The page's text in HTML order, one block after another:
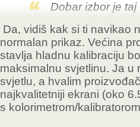
Dobar izbor je
samo u Intel
preko eKupi?
davali su i
naknadno).
Tocno taj i tocno ta
Ono sto me uzasno
Da, vidiš kak si ti navikao
normalan prikaz. Većina
stavlja hladnu kalibraciju
maksimalnu svjetlinu. Ja u
svjetlu, a hvalim
najkvalitetniji ekrani (oko
s kolorimetrom/